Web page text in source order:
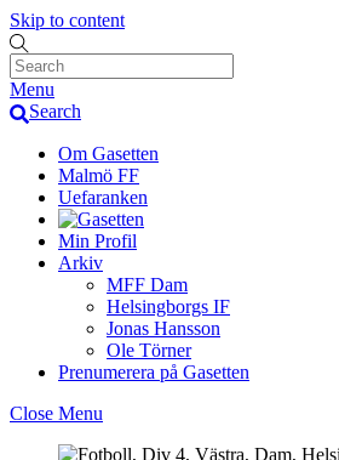
Skip to content
Menu
Search
Om Gasetten
Malmö FF
Uefaranken
Min Profil
Arkiv
MFF Dam
Helsingborgs IF
Jonas Hansson
Ole Törner
Prenumerera på Gasetten
Close Menu